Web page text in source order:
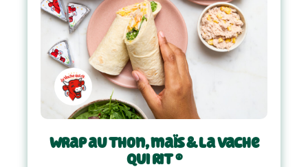
Wrap au thon, maïs & La Vache
Qui Rit ®